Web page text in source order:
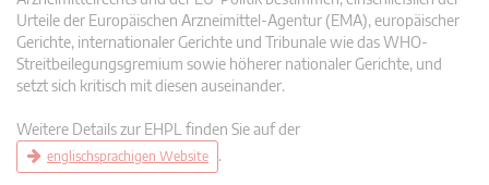
Urteile der Europäischen Arzneimittel-Agentur (EMA), europäischer
Gerichte, internationaler Gerichte und Tribunale wie das WHO-
Streitbeilegungsgremium sowie höherer nationaler Gerichte, und
setzt sich kritisch mit diesen auseinander.
Weitere Details zur EHPL finden Sie auf der
englischsprachigen Website .